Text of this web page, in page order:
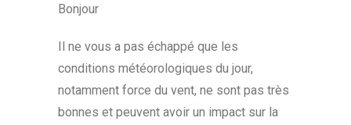
Bonjour
Il ne vous a pas échappé que les
conditions météorologiques du jour,
notamment force du vent, ne sont pas très
bonnes et peuvent avoir un impact sur la